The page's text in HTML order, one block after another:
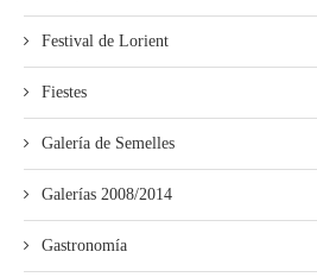
Festival de Lorient
Fiestes
Galería de Semelles
Galerías 2008/2014
Gastronomía